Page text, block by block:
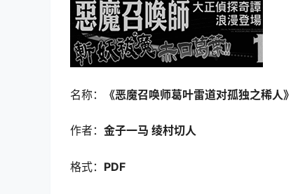
名称： 《恶魔召唤师葛叶雷道对孤独之稀人》
作者： 金子一马 绫村切人
格式： PDF